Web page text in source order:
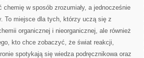
chemię w sposób zrozumiały, a jednocześnie
To miejsce dla tych, którzy uczą się z
organicznej i nieorganicznej, ale również
kto chce zobaczyć, że świat reakcji,
spotykają się wiedza podręcznikowa oraz